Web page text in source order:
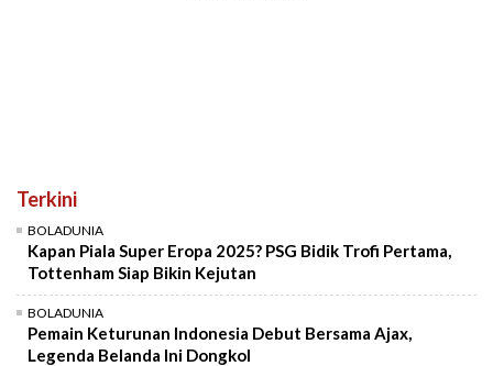
Terkini
BOLADUNIA
Kapan Piala Super Eropa 2025? PSG Bidik Trofi Pertama,
Tottenham Siap Bikin Kejutan
BOLADUNIA
Pemain Keturunan Indonesia Debut Bersama Ajax,
Legenda Belanda Ini Dongkol